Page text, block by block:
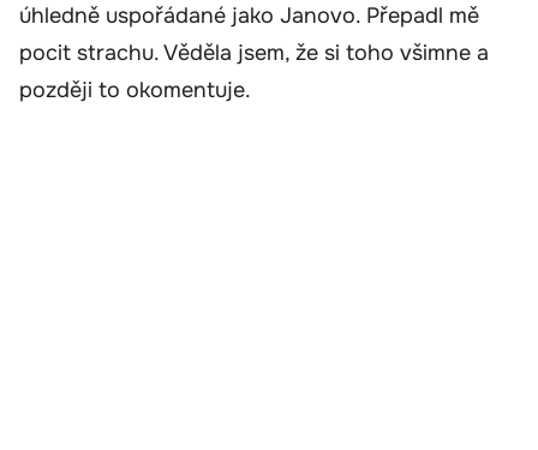
úhledně uspořádané jako Janovo. Přepadl mě
pocit strachu. Věděla jsem, že si toho všimne a
později to okomentuje.